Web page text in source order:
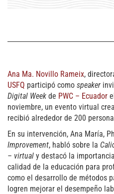
Ana Ma. Novillo Rameix,
USFQ participó como speaker
Digital Week de PWC – Ecuador
noviembre, un evento virtual
recibió alrededor de 200
En su intervención, Ana María,
Improvement, habló sobre la
– virtual y destacó la
calidad de la educación para
como el desarrollo de métodos
logren mejorar el desempeño